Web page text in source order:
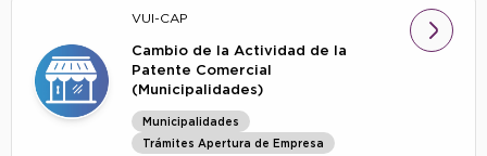
VUI-CAP
Cambio de la Actividad de la
Patente Comercial
(Municipalidades)
Municipalidades
Trámites Apertura de Empresa